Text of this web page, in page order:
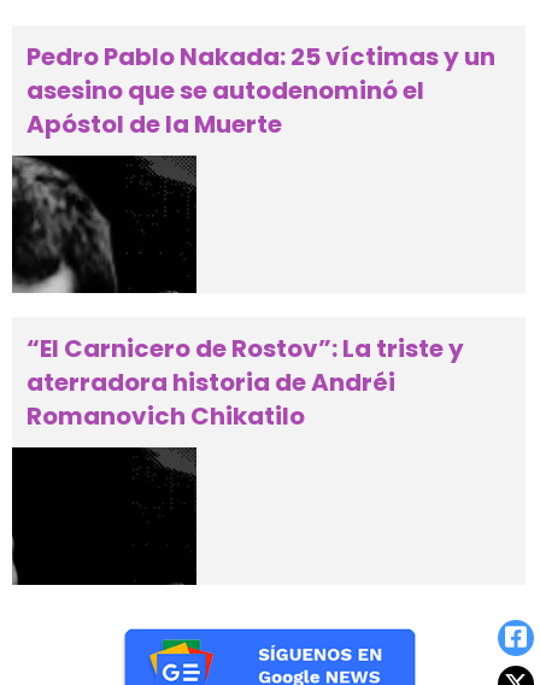
Pedro Pablo Nakada: 25 víctimas y un
asesino que se autodenominó el
Apóstol de la Muerte
“El Carnicero de Rostov”: La triste y
aterradora historia de Andréi
Romanovich Chikatilo